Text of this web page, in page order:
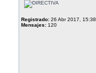
Registrado: 26 Abr 2017, 15:38
Mensajes: 120